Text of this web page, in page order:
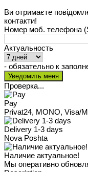
Ви отримаєте
контакти!
Номер моб. телефона
Актуальность
- обязательно к
Проверка...
Pay
Privat24, MONO, Visa/
Delivery 1-3 days
Nova Poshta
Наличие актуальное!
Мы оперативно